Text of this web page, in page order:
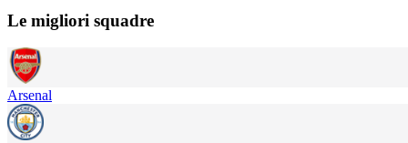
Le migliori squadre
Arsenal